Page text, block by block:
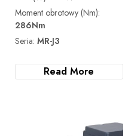
Moment obrotowy (Nm):
286Nm
Seria: MR-J3
Read More